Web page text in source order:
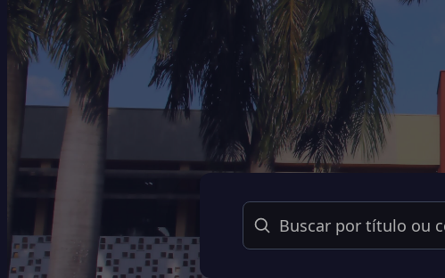
Buscar